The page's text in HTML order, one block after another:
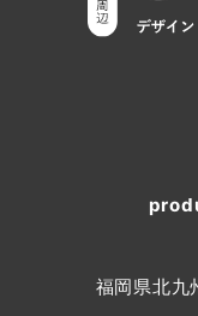
福岡県北